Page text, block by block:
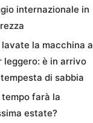
internazionale in
lavate la macchina a
leggero: è in arrivo
di sabbia
tempo farà la
estate?